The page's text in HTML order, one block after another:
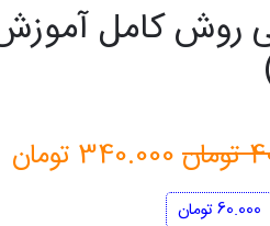
روش کامل
تومانقیمت
اصلی
340.000 تومان
60.000تومان